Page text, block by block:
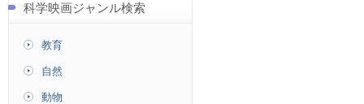
科学映画ジャンル検索
教育
自然
動物